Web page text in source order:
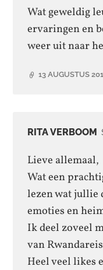
Wat geweldig
ervaringen en
weer uit naar
13 AUGUSTUS
RITA VERBOOM
Lieve allemaal,
Wat een
lezen wat jullie
emoties en
Ik deel zoveel
van
Heel veel likes